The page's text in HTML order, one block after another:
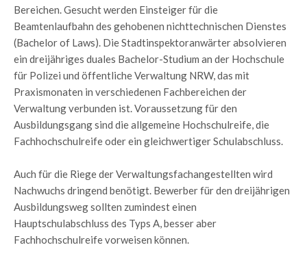
Bereichen. Gesucht werden Einsteiger für die
Beamtenlaufbahn des gehobenen nichttechnischen Dienstes
(Bachelor of Laws). Die Stadtinspektoranwärter absolvieren
ein dreijähriges duales Bachelor-Studium an der Hochschule
für Polizei und öffentliche Verwaltung NRW, das mit
Praxismonaten in verschiedenen Fachbereichen der
Verwaltung verbunden ist. Voraussetzung für den
Ausbildungsgang sind die allgemeine Hochschulreife, die
Fachhochschulreife oder ein gleichwertiger Schulabschluss.
Auch für die Riege der Verwaltungsfachangestellten wird
Nachwuchs dringend benötigt. Bewerber für den dreijährigen
Ausbildungsweg sollten zumindest einen
Hauptschulabschluss des Typs A, besser aber
Fachhochschulreife vorweisen können.